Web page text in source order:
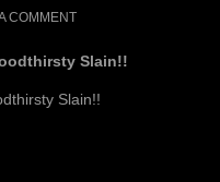
COMMENT
Slain!!
Slain!!